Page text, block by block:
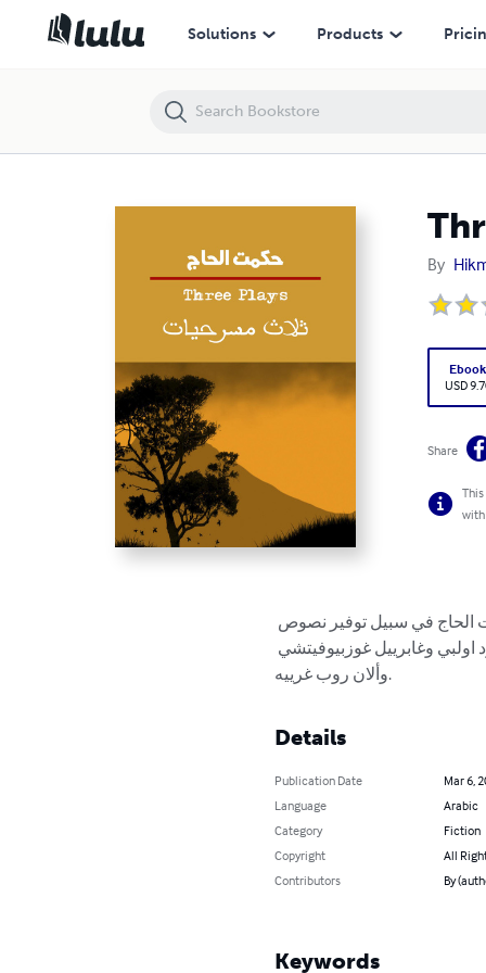
Solutions Products
By
Ebook
USD
Share
with
الحاج في سبيل توفير نصوص
وغابرييل غوزبيوفيتشي
وألان روب غرييه.
Details
Publication Date
Mar 6,
Language
Arabic
Category
Fiction
Copyright
All
Contributors
Keywords